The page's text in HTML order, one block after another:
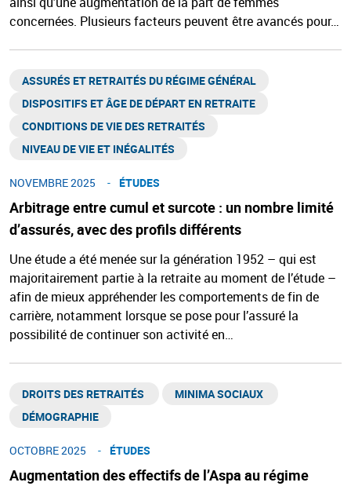
concernées. Plusieurs facteurs peuvent être avancés pour…
Arbitrage entre cumul et surcote : un nombre limité
d’assurés, avec des profils différents
ASSURÉS ET RETRAITÉS DU RÉGIME GÉNÉRAL​
DISPOSITIFS ET ÂGE DE DÉPART EN RETRAITE​
CONDITIONS DE VIE DES RETRAITÉS
NIVEAU DE VIE ET INÉGALITÉS​
NOVEMBRE 2025 ÉTUDES
Une étude a été menée sur la génération 1952 – qui est
majoritairement partie à la retraite au moment de l’étude –
afin de mieux appréhender les comportements de fin de
carrière, notamment lorsque se pose pour l’assuré la
possibilité de continuer son activité en…
Augmentation des effectifs de l’Aspa au régime
DROITS DES RETRAITÉS ​
MINIMA SOCIAUX ​
DÉMOGRAPHIE
OCTOBRE 2025 ÉTUDES